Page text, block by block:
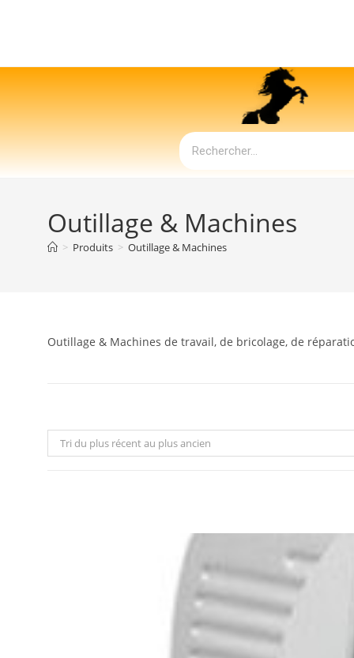
Outillage & Machines
> Produits > Outillage & Machines
Outillage & Machines de travail, de bricolage, de
Tri du plus récent au plus ancien